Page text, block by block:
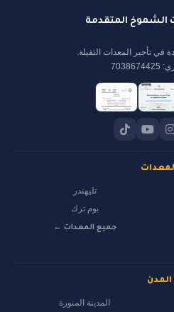
الشموخ المتقدمة
تأجير المعدات الثقيلة.
تليهندر
بوم ترك
جميع المعدات ←
المدن
المدينة المنورة